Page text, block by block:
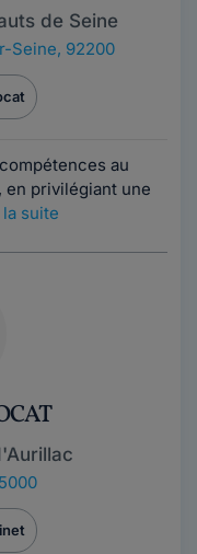
de Seine
Seine, 92200
au
privilégiant une
suite